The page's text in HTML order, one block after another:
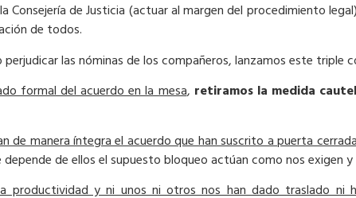
de Justicia (actuar al margen del procedimiento
de todos.
las nóminas de los compañeros, lanzamos este triple
formal del acuerdo en la mesa, retiramos la medida
de manera íntegra el acuerdo que han suscrito a puerta
depende de ellos el supuesto bloqueo actúan como nos
productividad y ni unos ni otros nos han dado traslado ni